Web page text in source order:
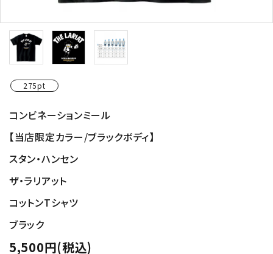
275pt
コンビネーションミール
【当店限定カラー/ブラックボディ】
スタン・ハンセン
ザ・ラリアット
コットンTシャツ
ブラック
5,500円(税込)